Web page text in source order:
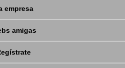
empresa
amigas